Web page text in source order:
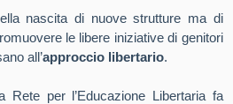
nascita di nuove strutture ma di
le libere iniziative di genitori
all’approccio libertario.
Rete per l’Educazione Libertaria fa